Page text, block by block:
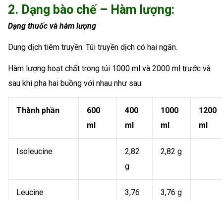
2. Dạng bào chế – Hàm lượng:
Dạng thuốc và hàm lượng
Dung dịch tiêm truyền. Túi truyền dịch có hai ngăn.
Hàm lượng hoạt chất trong túi 1000 ml và 2000 ml trước và
sau khi pha hai buồng với nhau như sau:
Thành phần
600
ml
400
ml
1000
ml
1200
ml
Isoleucine
2,82
g
2,82 g
Leucine
3,76
3,76 g